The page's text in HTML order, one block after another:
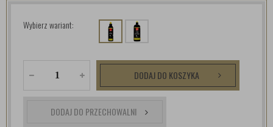
Wybierz wariant:
DODAJ DO KOSZYKA
DODAJ DO PRZECHOWALNI